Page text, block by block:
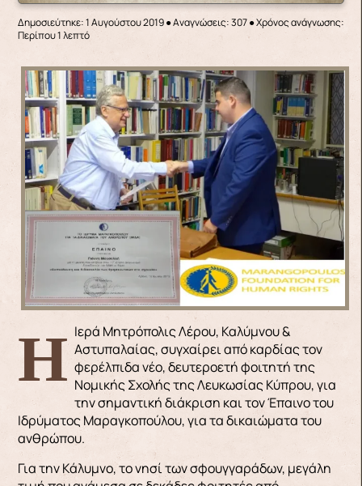
Δημοσιεύτηκε: 1 Αυγούστου 2019●Αναγνώσεις: 307● Χρόνος ανάγνωσης:
Περίπου 1 λεπτό
Η Ιερά Μητρόπολις Λέρου, Καλύμνου & Αστυπαλαίας, συγχαίρει από καρδίας τον
φερέλπιδα νέο, δευτεροετή φοιτητή της
Νομικής Σχολής της Λευκωσίας Κύπρου, για
την σημαντική διάκριση και τον Έπαινο του
Ιδρύματος Μαραγκοπούλου, για τα δικαιώματα του
ανθρώπου.
Για την Κάλυμνο, το νησί των σφουγγαράδων, μεγάλη